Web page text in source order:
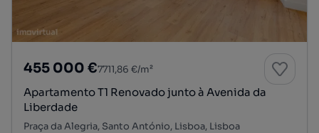
455 000 €7711,86 €/m²
Apartamento T1 Renovado junto à Avenida da
Liberdade
Praça da Alegria, Santo António, Lisboa, Lisboa